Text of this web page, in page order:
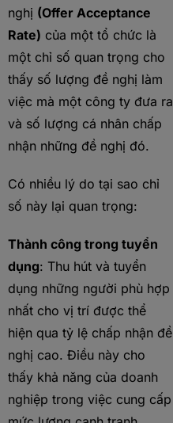
nghị (Offer Acceptance
Rate) của một tổ chức là
một chỉ số quan trọng cho
thấy số lượng đề nghị làm
việc mà một công ty đưa ra
và số lượng cá nhân chấp
nhận những đề nghị đó.
Có nhiều lý do tại sao chỉ
số này lại quan trọng:
Thành công trong tuyển
dụng: Thu hút và tuyển
dụng những người phù hợp
nhất cho vị trí được thể
hiện qua tỷ lệ chấp nhận đề
nghị cao. Điều này cho
thấy khả năng của doanh
nghiệp trong việc cung cấp